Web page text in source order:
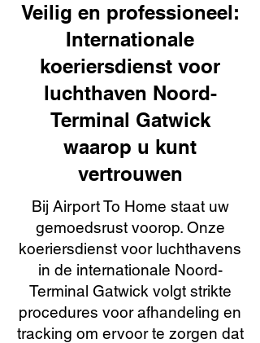
Veilig en professioneel:
Internationale
koeriersdienst voor
luchthaven Noord-
Terminal Gatwick
waarop u kunt
vertrouwen
Bij Airport To Home staat uw
gemoedsrust voorop. Onze
koeriersdienst voor luchthavens
in de internationale Noord-
Terminal Gatwick volgt strikte
procedures voor afhandeling en
tracking om ervoor te zorgen dat